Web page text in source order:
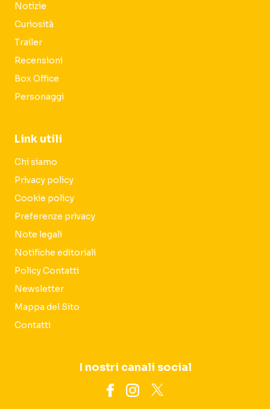
Notizie
Curiosità
Trailer
Recensioni
Box Office
Personaggi
Link utili
Chi siamo
Privacy policy
Cookie policy
Preferenze privacy
Note legali
Notifiche editoriali
Policy Contatti
Newsletter
Mappa del Sito
Contatti
I nostri canali social